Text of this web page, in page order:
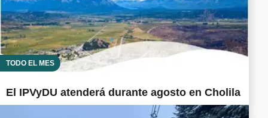
TODO EL MES
El IPVyDU atenderá durante agosto en Cholila